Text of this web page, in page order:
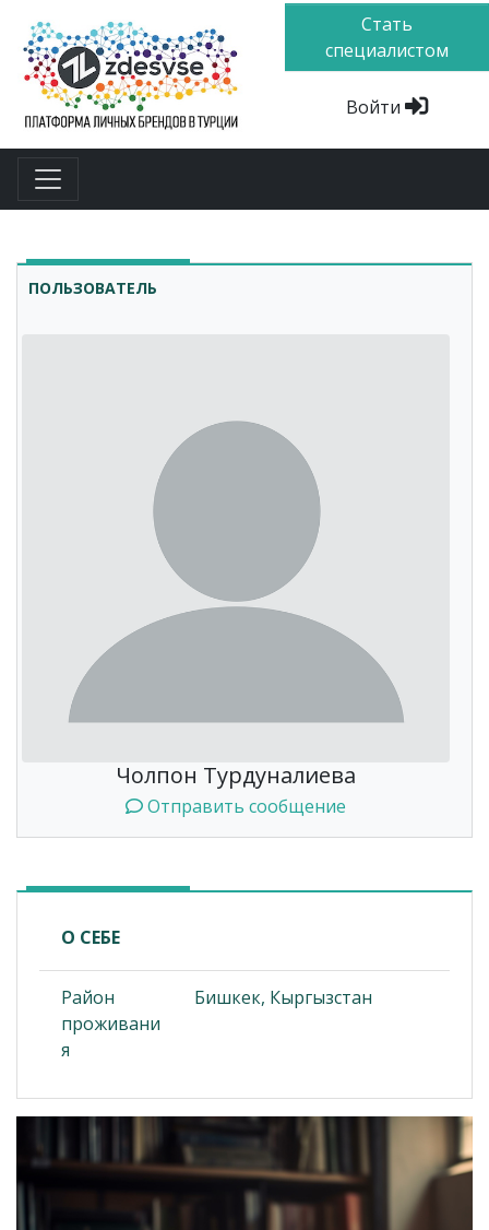
Стать
специалистом
Войти
ПОЛЬЗОВАТЕЛЬ
Чолпон Турдуналиева
Отправить сообщение
О СЕБЕ
Район
проживани
я
Бишкек, Кыргызстан